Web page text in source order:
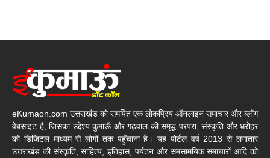
eKumaon.com उत्तराखंड को समर्पित एक लोकप्रिय ऑनलाइन समाचार और ब्लॉग
वेबसाइट है, जिसका उद्देश्य कुमाऊँ और गढ़वाल की समृद्ध परंपरा, संस्कृति और धरोहर
को डिजिटल माध्यम से लोगों तक पहुँचाना है। यह पोर्टल वर्ष 2013 से लगातार
उत्तराखंड की संस्कृति, साहित्य, इतिहास, पर्यटन और समसामयिक समाचारों आदि को